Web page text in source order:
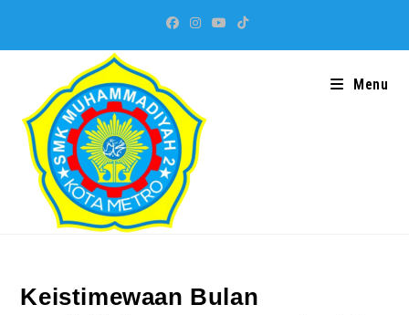
content
Menu
Keistimewaan Bulan